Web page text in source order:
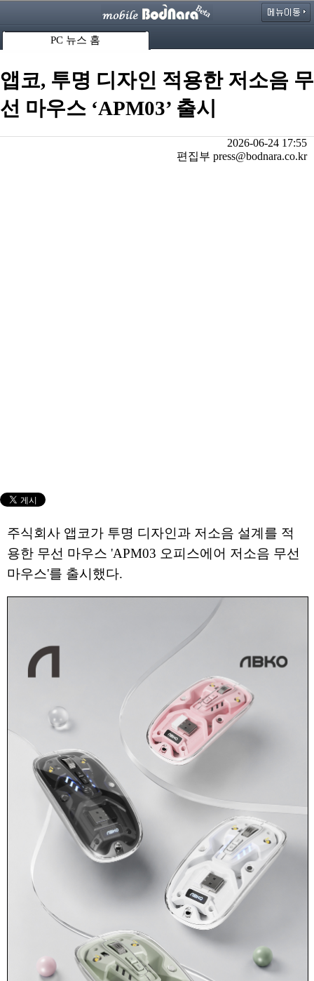
PC 뉴스 홈
앱코, 투명 디자인 적용한 저소음 무
선 마우스 ‘APM03’ 출시
2026-06-24 17:55
편집부 press@bodnara.co.kr
주식회사 앱코가 투명 디자인과 저소음 설계를 적
용한 무선 마우스 'APM03 오피스에어 저소음 무선
마우스'를 출시했다.